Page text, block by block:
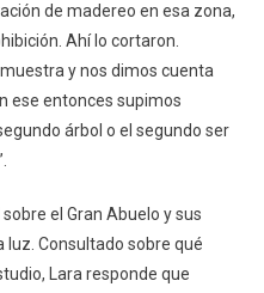
de madereo en esa zona,
Ahí lo cortaron.
y nos dimos cuenta
ese entonces supimos
árbol o el segundo ser
el Gran Abuelo y sus
luz. Consultado sobre qué
Lara responde que